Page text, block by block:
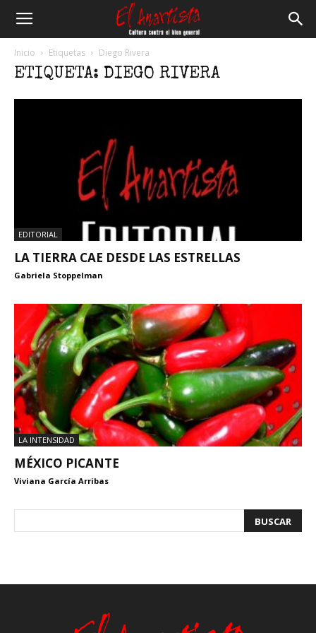
Inicio Etiquetas Diego Rivera
ETIQUETA: DIEGO RIVERA
EDITORIAL
LA TIERRA CAE DESDE LAS ESTRELLAS
Gabriela Stoppelman
LA INTENSIDAD
MÉXICO PICANTE
Viviana García Arribas